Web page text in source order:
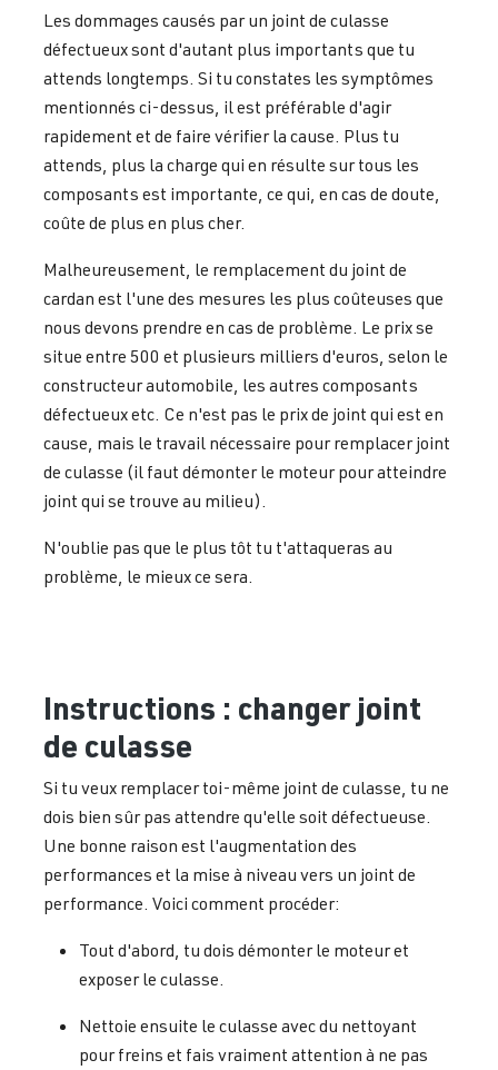
Les dommages causés par un joint de culasse
défectueux sont d'autant plus importants que tu
attends longtemps. Si tu constates les symptômes
mentionnés ci-dessus, il est préférable d'agir
rapidement et de faire vérifier la cause. Plus tu
attends, plus la charge qui en résulte sur tous les
composants est importante, ce qui, en cas de doute,
coûte de plus en plus cher.
Malheureusement, le remplacement du joint de
cardan est l'une des mesures les plus coûteuses que
nous devons prendre en cas de problème. Le prix se
situe entre 500 et plusieurs milliers d'euros, selon le
constructeur automobile, les autres composants
défectueux etc. Ce n'est pas le prix de joint qui est en
cause, mais le travail nécessaire pour remplacer joint
de culasse (il faut démonter le moteur pour atteindre
joint qui se trouve au milieu).
N'oublie pas que le plus tôt tu t'attaqueras au
problème, le mieux ce sera.
Instructions : changer joint
de culasse
Si tu veux remplacer toi-même joint de culasse, tu ne
dois bien sûr pas attendre qu'elle soit défectueuse.
Une bonne raison est l'augmentation des
performances et la mise à niveau vers un joint de
performance. Voici comment procéder:
Tout d'abord, tu dois démonter le moteur et
exposer le culasse.
Nettoie ensuite le culasse avec du nettoyant
pour freins et fais vraiment attention à ne pas